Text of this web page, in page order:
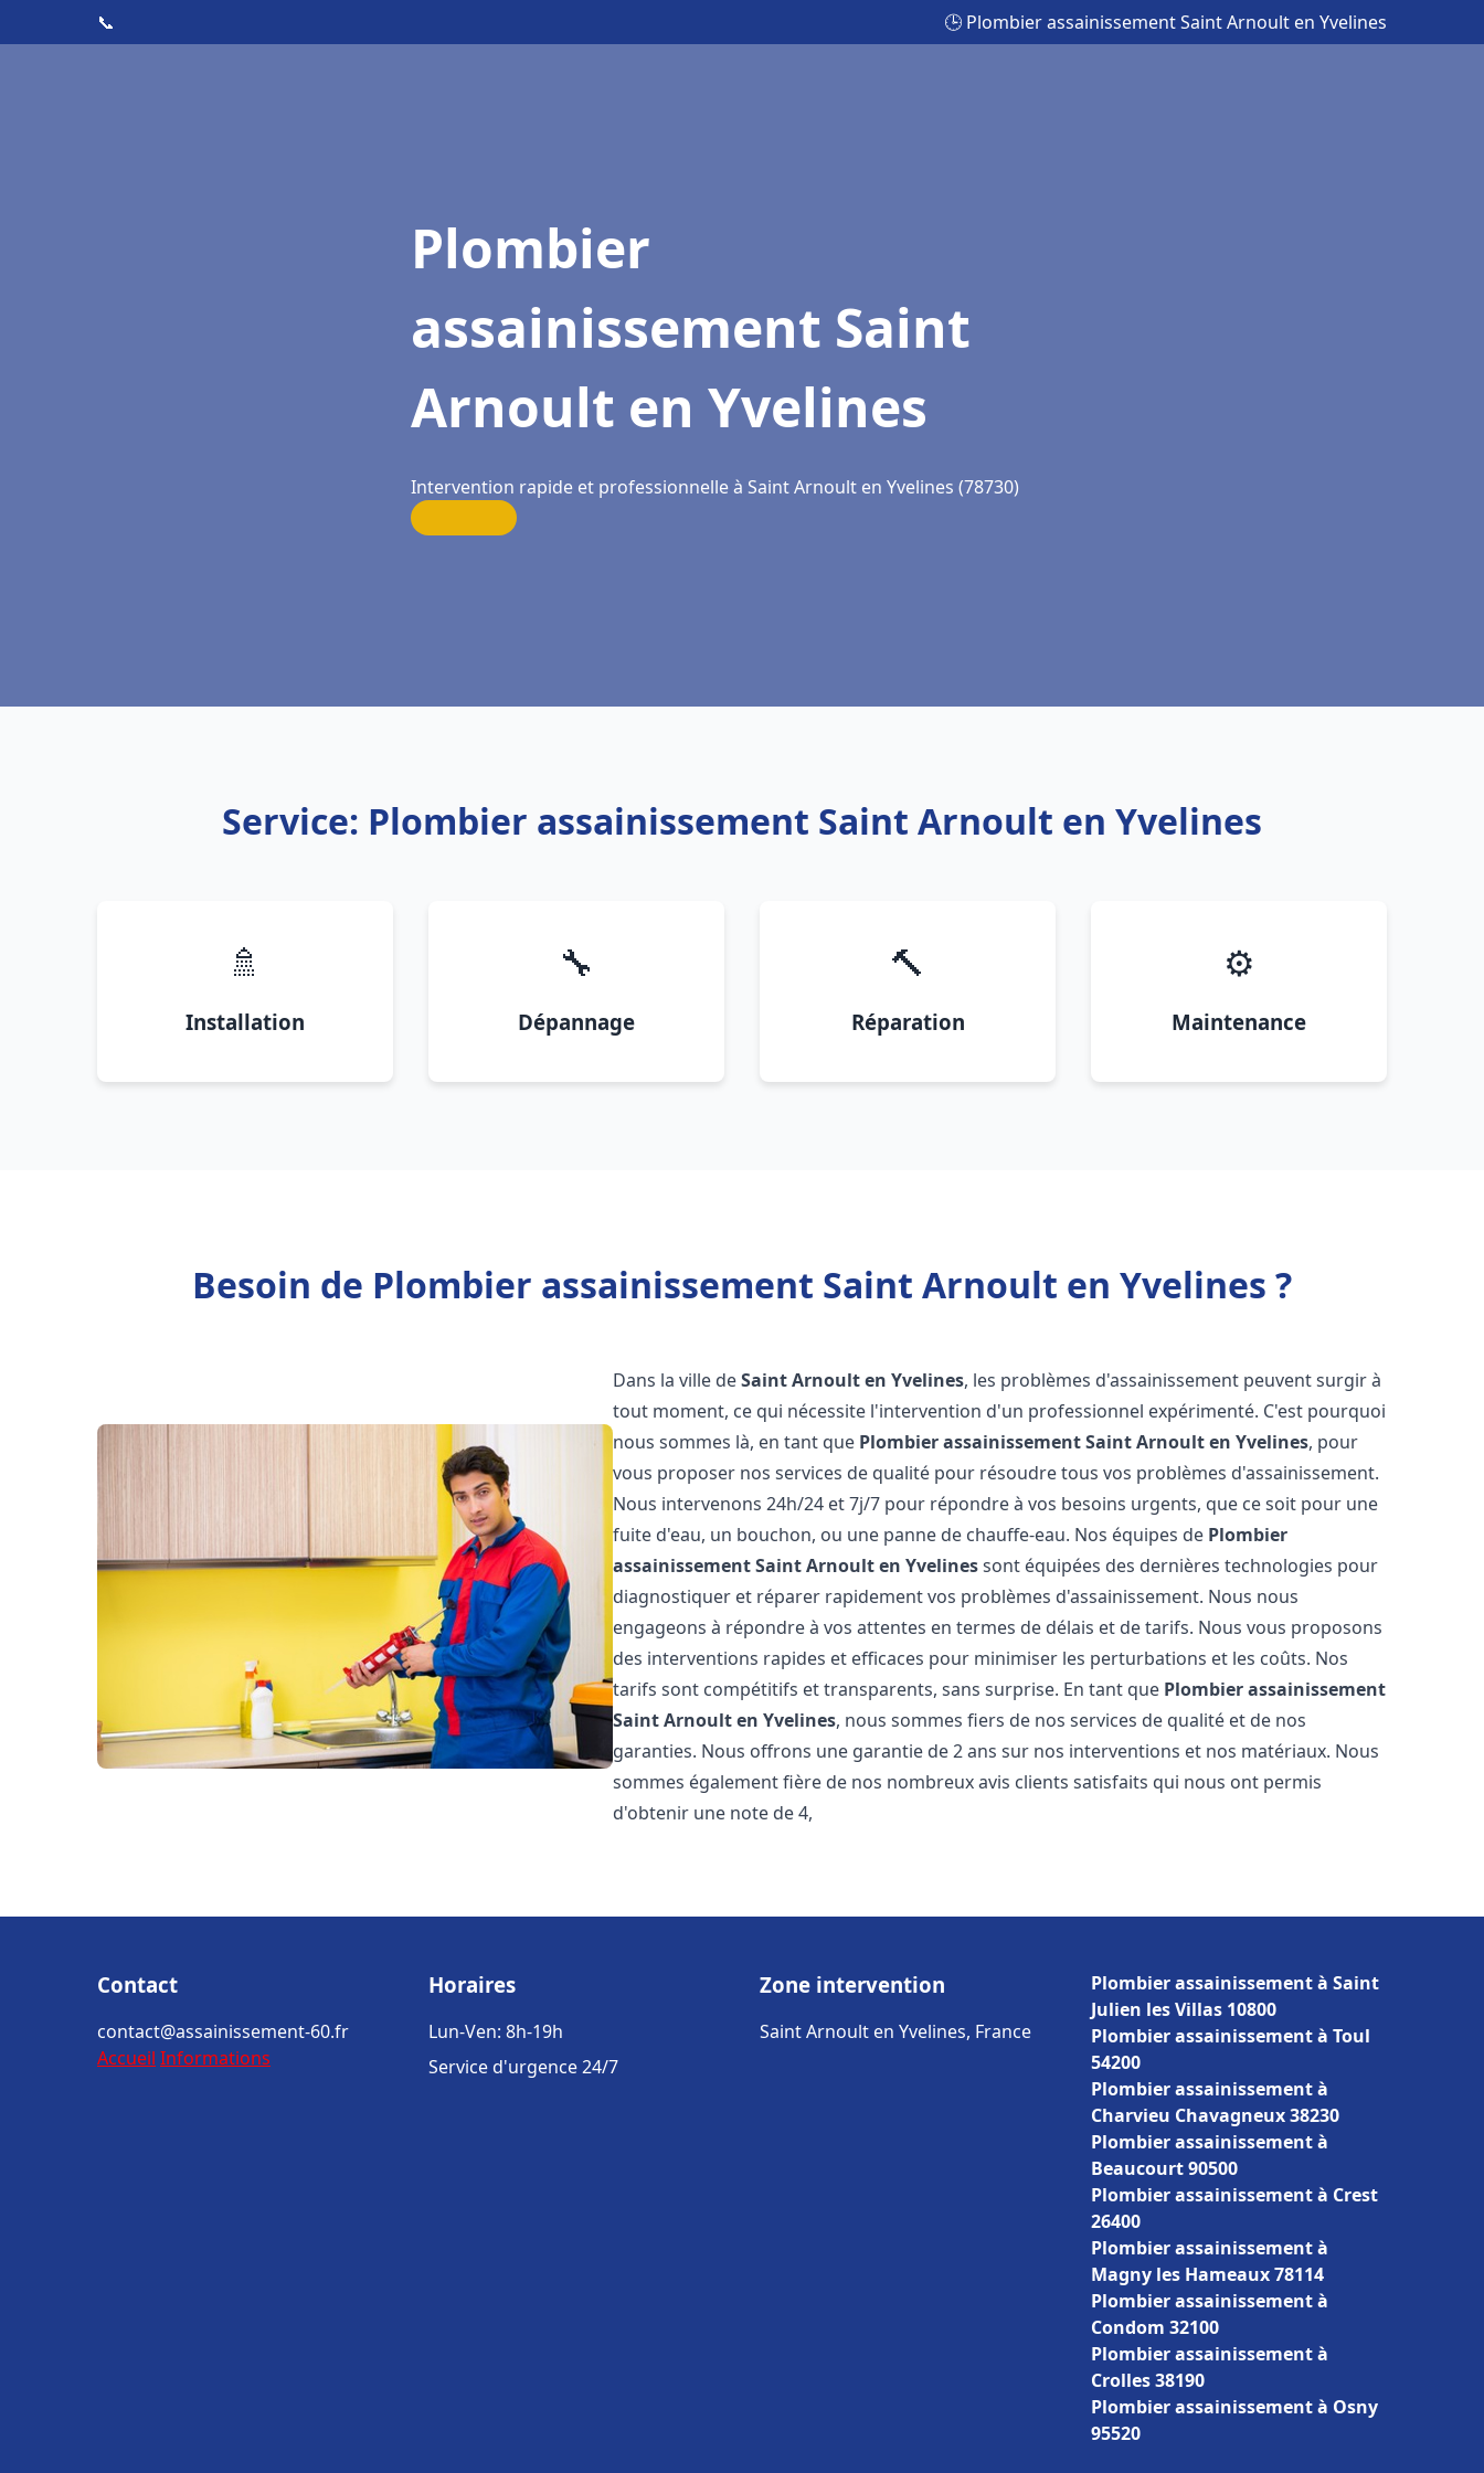
📞 🕒 Plombier assainissement Saint Arnoult en Yvelines
Plombier
assainissement Saint
Arnoult en Yvelines
Intervention rapide et professionnelle à Saint Arnoult en Yvelines (78730)
Service: Plombier assainissement Saint Arnoult en Yvelines
🚿
Installation
🔧
Dépannage
🔨
Réparation
⚙️
Maintenance
Besoin de Plombier assainissement Saint Arnoult en Yvelines ?
Dans la ville deSaint Arnoult en Yvelines, les problèmes d'assainissement peuvent surgir à
tout moment, ce qui nécessite l'intervention d'un professionnel expérimenté. C'est pourquoi
nous sommes là, en tant que Plombier assainissementSaint Arnoult en Yvelines, pour
vous proposer nos services de qualité pour résoudre tous vos problèmes d'assainissement.
Nous intervenons 24h/24 et 7j/7 pour répondre à vos besoins urgents, que ce soit pour une
fuite d'eau, un bouchon, ou une panne de chauffe-eau. Nos équipes de Plombier
assainissementSaint Arnoult en Yvelinessont équipées des dernières technologies pour
diagnostiquer et réparer rapidement vos problèmes d'assainissement. Nous nous
engageons à répondre à vos attentes en termes de délais et de tarifs. Nous vous proposons
des interventions rapides et efficaces pour minimiser les perturbations et les coûts. Nos
tarifs sont compétitifs et transparents, sans surprise. En tant que Plombier assainissement
Saint Arnoult en Yvelines, nous sommes fiers de nos services de qualité et de nos
garanties. Nous offrons une garantie de 2 ans sur nos interventions et nos matériaux. Nous
sommes également fière de nos nombreux avis clients satisfaits qui nous ont permis
d'obtenir une note de 4,
Contact
contact@assainissement-60.fr
Accueil Informations
Horaires
Lun-Ven: 8h-19h
Service d'urgence 24/7
Zone intervention
Saint Arnoult en Yvelines, France
Plombier assainissement à Saint
Julien les Villas 10800
Plombier assainissement à Toul
54200
Plombier assainissement à
Charvieu Chavagneux 38230
Plombier assainissement à
Beaucourt 90500
Plombier assainissement à Crest
26400
Plombier assainissement à
Magny les Hameaux 78114
Plombier assainissement à
Condom 32100
Plombier assainissement à
Crolles 38190
Plombier assainissement à Osny
95520